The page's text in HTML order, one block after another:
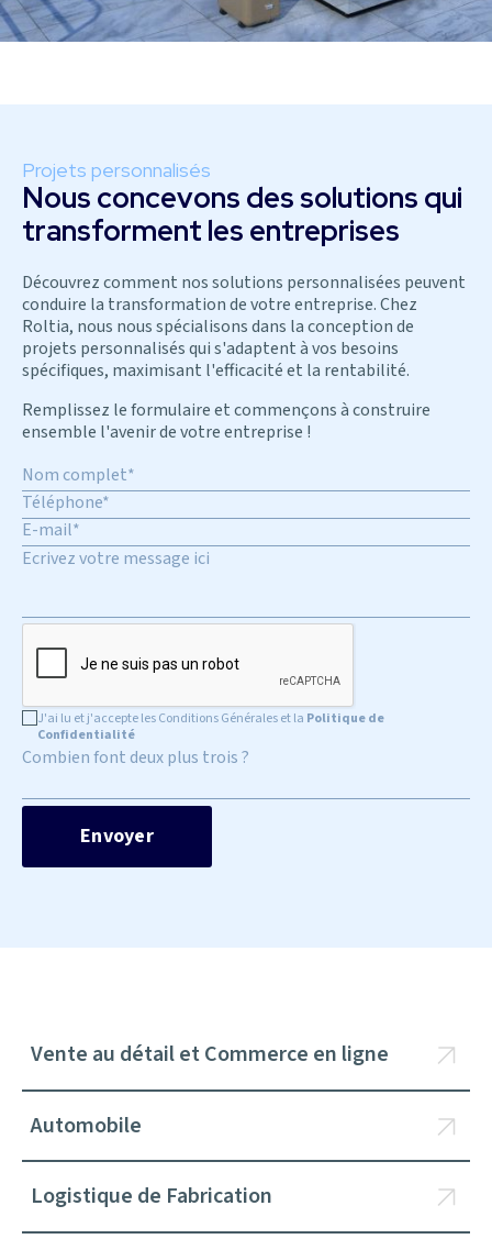
Projets personnalisés
Nous concevons des solutions qui
transforment les entreprises
Découvrez comment nos solutions personnalisées peuvent
conduire la transformation de votre entreprise. Chez
Roltia, nous nous spécialisons dans la conception de
projets personnalisés qui s'adaptent à vos besoins
spécifiques, maximisant l'efficacité et la rentabilité.
Remplissez le formulaire et commençons à construire
ensemble l'avenir de votre entreprise !
J'ai lu et j'accepte les Conditions Générales et la Politique de
Confidentialité
Combien font deux plus trois ?
Vente au détail et Commerce en ligne
Automobile
Logistique de Fabrication